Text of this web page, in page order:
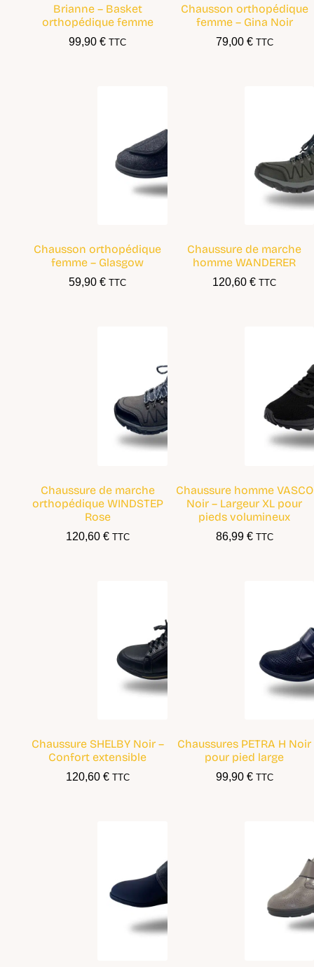
Brianne – Basket
orthopédique femme
99,90€ TTC
Chausson orthopédique
femme – Gina Noir
79,00 € TTC
Chausson orthopédique
femme – Glasgow
59,90€ TTC
Chaussure de marche
homme WANDERER
120,60€ TTC
Chaussure de marche
orthopédique WINDSTEP
Rose
120,60 € TTC
Chaussure homme VASCO
Noir – Largeur XL pour
pieds volumineux
86,99 € TTC
Chaussure SHELBY Noir –
Confort extensible
120,60 € TTC
Chaussures PETRA H Noir
pour pied large
99,90 € TTC